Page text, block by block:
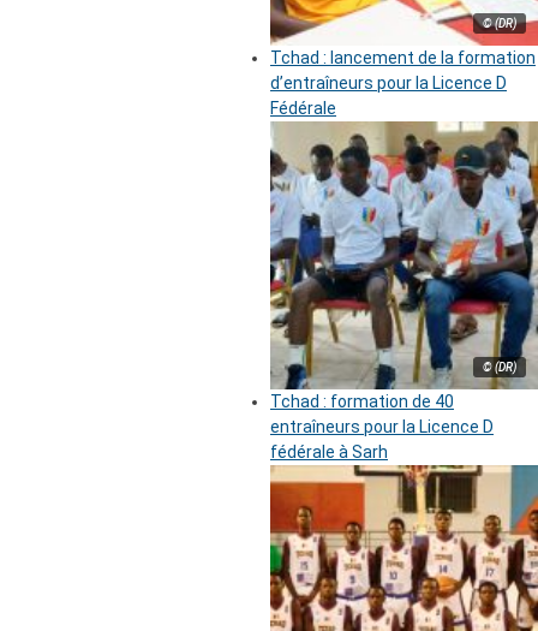
© (DR)
Tchad : lancement de la formation
d’entraîneurs pour la Licence D
Fédérale
© (DR)
Tchad : formation de 40
entraîneurs pour la Licence D
fédérale à Sarh